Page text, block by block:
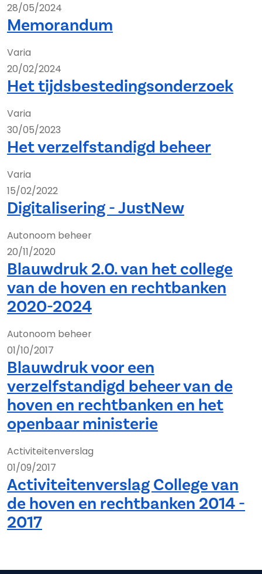
28/05/2024
Memorandum
Varia
20/02/2024
Het tijdsbestedingsonderzoek
Varia
30/05/2023
Het verzelfstandigd beheer
Varia
15/02/2022
Digitalisering - JustNew
Autonoom beheer
20/11/2020
Blauwdruk 2.0. van het college
van de hoven en rechtbanken
2020-2024
Autonoom beheer
01/10/2017
Blauwdruk voor een
verzelfstandigd beheer van de
hoven en rechtbanken en het
openbaar ministerie
Activiteitenverslag
01/09/2017
Activiteitenverslag College van
de hoven en rechtbanken 2014 -
2017